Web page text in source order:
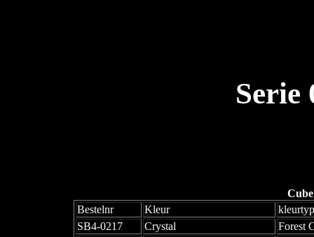
Serie
Bestelnr
Kleur
SB4-0217
Crystal
Forest